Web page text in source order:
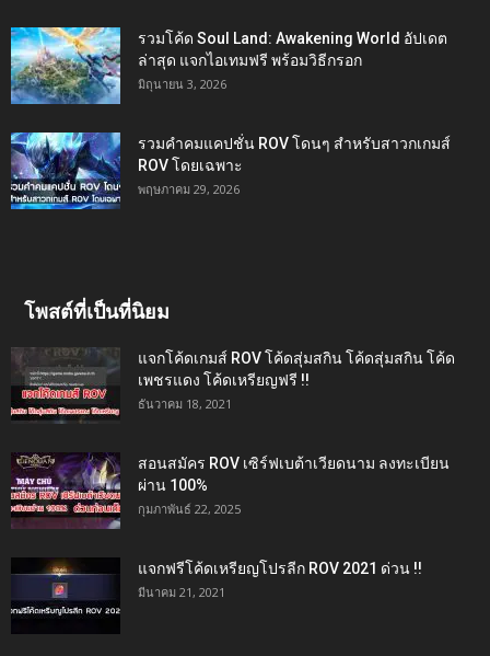
รวมโค้ด Soul Land: Awakening World อัปเดต
ล่าสุด แจกไอเทมฟรี พร้อมวิธีกรอก
มิถุนายน 3, 2026
รวมคำคมแคปชั่น ROV โดนๆ สำหรับสาวกเกมส์
ROV โดยเฉพาะ
พฤษภาคม 29, 2026
โพสต์ที่เป็นที่นิยม
แจกโค้ดเกมส์ ROV โค้ดสุ่มสกิน โค้ดสุ่มสกิน โค้ด
เพชรแดง โค้ดเหรียญฟรี !!
ธันวาคม 18, 2021
สอนสมัคร ROV เซิร์ฟเบต้าเวียดนาม ลงทะเบียน
ผ่าน 100%
กุมภาพันธ์ 22, 2025
แจกฟรีโค้ดเหรียญโปรลีก ROV 2021 ด่วน !!
มีนาคม 21, 2021